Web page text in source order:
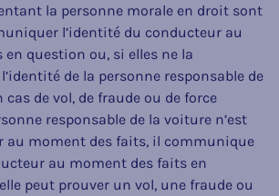
la personne morale en droit sont
l’identité du conducteur au
question ou, si elles ne la
de la personne responsable de
de vol, de fraude ou de force
responsable de la voiture n’est
au moment des faits, il communique
au moment des faits en
peut prouver un vol, une fraude ou